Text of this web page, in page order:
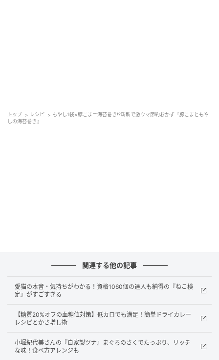
好みで練り辛子……適宜
トップ レシピ
もやし1袋×豚こま＝海苔巻き⁉斬新で激ウマ節約おかず『豚こまともや
しの海苔巻き』
関連する他の記事
愛猫の本音・気持ちがわかる！資格1060個の達人も納得の『ねこ検
定』がすごすぎる
【糖質20%オフの血糖値対策】低カロでも満足！簡単ドライカレー
レシピとかさ増し術
小堀紀代美さんの『自家製ツナ』まぐろのさくでたっぷり、リッチ
な味！食べ方アレンジも